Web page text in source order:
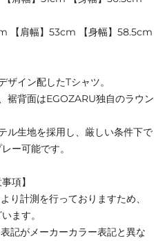
【肩幅】53cm 【身幅】58.5cm
イン配したTシャツ。
裾背面はEGOZARU独自のラウン
ル生地を採用し、厳しい条件下で
ー可能です。
項】
り計測を行っておりますため、
ます。
記がメーカーカラー表記と異な